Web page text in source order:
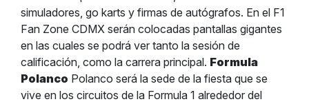
simuladores, go karts y firmas de autógrafos. En el F1
Fan Zone CDMX serán colocadas pantallas gigantes
en las cuales se podrá ver tanto la sesión de
calificación, como la carrera principal. Formula
Polanco Polanco será la sede de la fiesta que se
vive en los circuitos de la Formula 1 alrededor del